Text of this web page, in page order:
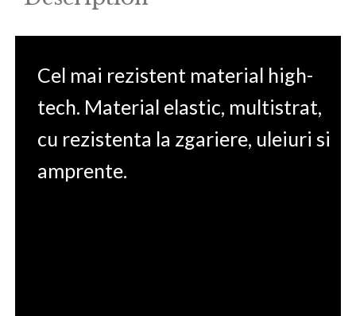
Cel mai rezistent material high-
tech. Material elastic, multistrat,
cu rezistenta la zgariere, uleiuri si
amprente.